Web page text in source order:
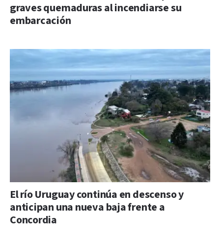
graves quemaduras al incendiarse su
embarcación
El río Uruguay continúa en descenso y
anticipan una nueva baja frente a
Concordia